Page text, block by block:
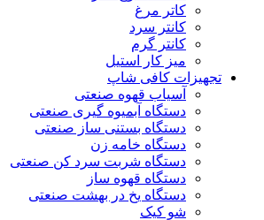
کاتر مرغ
کانتر سرد
کانتر گرم
میز کار استیل
تجهیزات کافی شاپ
آسیاب قهوه صنعتی
دستگاه آبمیوه گیری صنعتی
دستگاه بستنی ساز صنعتی
دستگاه خامه زن
دستگاه شربت سرد کن صنعتی
دستگاه قهوه ساز
دستگاه یخ در بهشت صنعتی
شو کیک